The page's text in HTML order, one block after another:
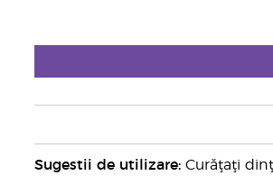
Sugestii de utilizare:Curăţaţi